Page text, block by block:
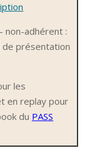
non-adhérent :
de présentation
les
enreplay pour
du PASS